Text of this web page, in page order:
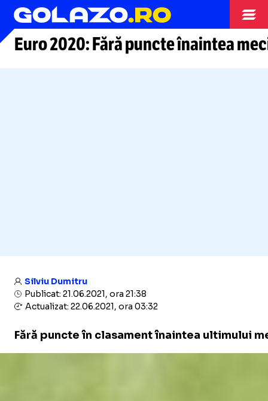
Arhiva fotbal
Euro 2020: Fără puncte înaintea
Silviu Dumitru
Publicat: 21.06.2021, ora 21:38
Actualizat: 22.06.2021, ora 03:32
Fără puncte în clasament înaintea ultimului